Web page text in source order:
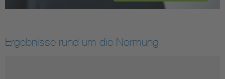
Ergebnisse rund um die Normung